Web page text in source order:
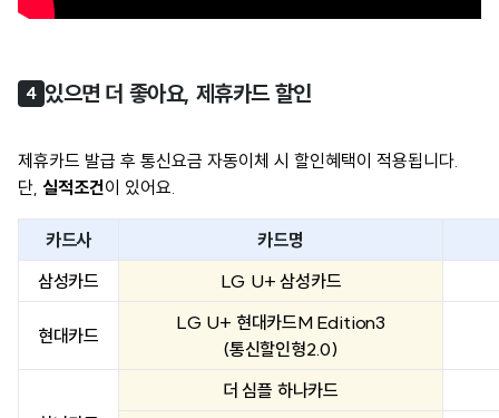
4 있으면 더 좋아요, 제휴카드 할인
제휴카드 발급 후 통신요금 자동이체 시 할인혜택이 적용됩니다.
단, 실적조건이 있어요.
카드사
카드명
삼성카드
LG U+ 삼성카드
현대카드
LG U+ 현대카드M Edition3
(통신할인형2.0)
더 심플 하나카드